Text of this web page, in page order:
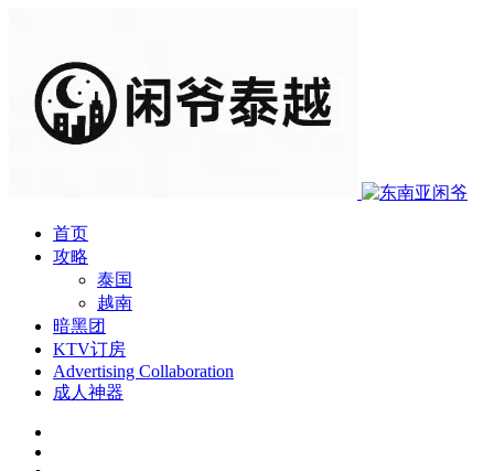
首页
攻略
泰国
越南
暗黑团
KTV订房
Advertising Collaboration
成人神器